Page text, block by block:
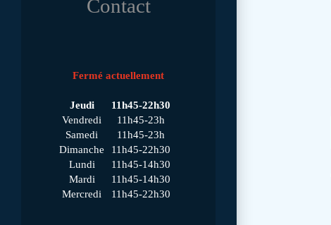
Contact
Fermé actuellement
Jeudi
11h45-22h30
Vendredi
11h45-23h
Samedi
11h45-23h
Dimanche
11h45-22h30
Lundi
11h45-14h30
Mardi
11h45-14h30
Mercredi
11h45-22h30